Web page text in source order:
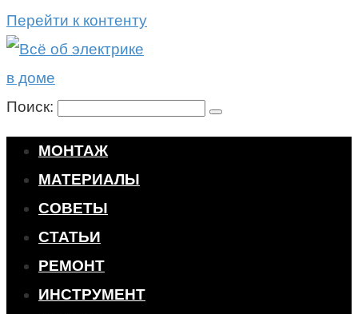
Перейти к контенту
Поиск:
МОНТАЖ
МАТЕРИАЛЫ
СОВЕТЫ
СТАТЬИ
РЕМОНТ
ИНСТРУМЕНТ